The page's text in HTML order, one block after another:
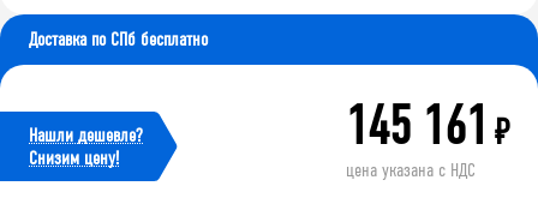
Доставка по СПб бесплатно
Нашли дешевле?
Cнизим цену!
145 161 ₽
цена указана с НДС